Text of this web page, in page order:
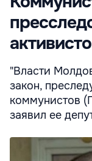
"Власти
закон,
коммунистов
заявил ее